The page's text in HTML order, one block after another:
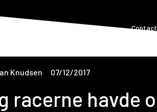
News Contact
Knudsen 07/12/2017
racerne havde